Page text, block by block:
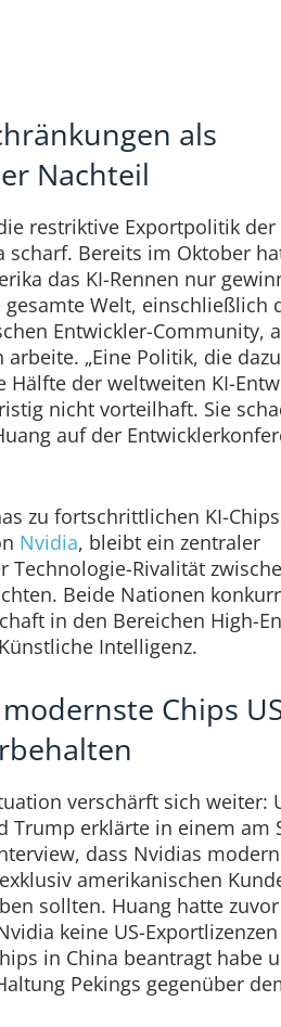
als
Nachteil
restriktive Exportpolitik der
scharf. Bereits im Oktober
das KI-Rennen nur
Welt, einschließlich
Entwickler-Community,
arbeite. „Eine Politik, die
Hälfte der weltweiten KI-
nicht vorteilhaft. Sie
auf der
zu fortschrittlichen KI-
Nvidia, bleibt ein zentraler
Technologie-Rivalität
Beide Nationen
in den Bereichen High-
Intelligenz.
Chips
verschärft sich weiter:
Trump erklärte in einem am
dass Nvidias
amerikanischen
sollten. Huang hatte zuvor
keine US-
in China beantragt habe
Pekings gegenüber